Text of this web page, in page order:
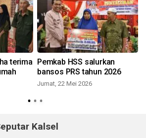
terima Pemkab HSS salurkan
bansos PRS tahun 2026
Jumat, 22 Mei 2026
Kalsel